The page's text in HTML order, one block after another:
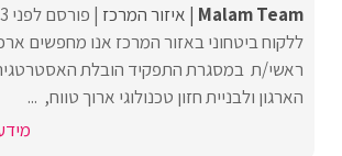
Malam Team איזור המרכז פורסם לפני 13 שעות
ללקוח ביטחוני באזור המרכז אנו מחפשים
ראשי/ת במסגרת התפקיד הובלת
הארגון ולבניית חזון טכנולוגי ארוך טווח, ...